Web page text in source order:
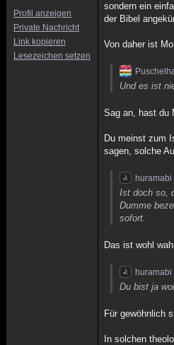
Profil anzeigen
Private Nachricht
Link kopieren
Lesezeichen setzen
sondern ein
der Bibel
Von daher ist
Und es ist
Sag an, hast du
Du meinst zum
sagen, solche
Ist doch so,
Dumme
sofort.
Das ist wohl
Du bist ja
Für gewöhnlich
In solchen